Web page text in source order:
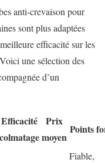
anti-crevaison pour
sont plus adaptées
efficacité sur les
une sélection des
d’un
Efficacité
colmatage
Prix
moyen
Points
Fiable,